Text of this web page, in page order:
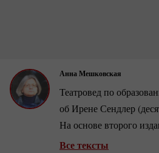
Анна Мешковская
Театровед по
об Ирене Сендлер
На основе второго
американско-польского
Все тексты